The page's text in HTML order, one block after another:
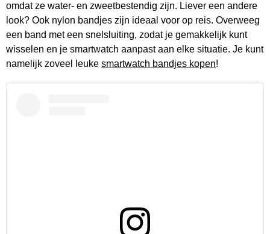
omdat ze water- en zweetbestendig zijn. Liever een andere
look? Ook nylon bandjes zijn ideaal voor op reis. Overweeg
een band met een snelsluiting, zodat je gemakkelijk kunt
wisselen en je smartwatch aanpast aan elke situatie. Je kunt
namelijk zoveel leuke smartwatch bandjes kopen!